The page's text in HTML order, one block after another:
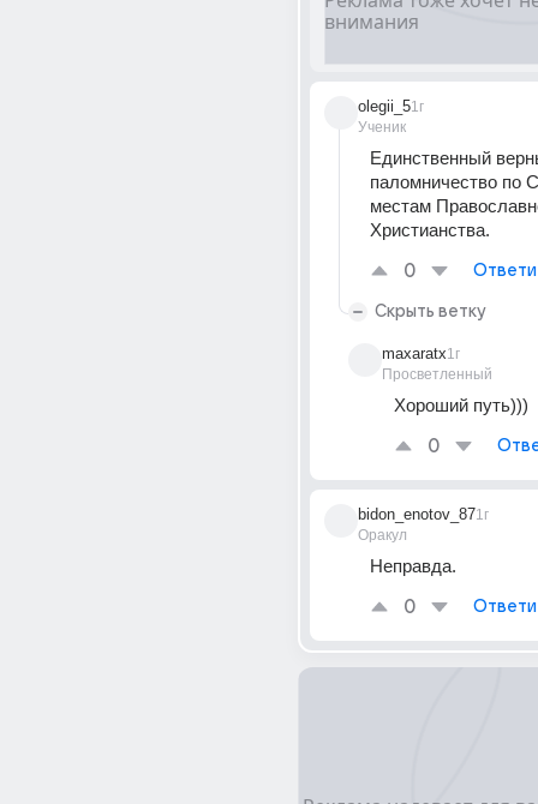
olegii_5
Ученик
1г
Единственный
паломничество по
местам
Христианства.
0
Скрыть ветку
maxaratx
Просветленный
1г
Хороший путь)))
0
bidon_enotov_87
Оракул
1г
Неправда.
0